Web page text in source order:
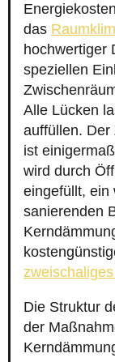
das
hochwertiger
speziellen
Alle Lücken
auffüllen. Der
ist
wird durch
eingefüllt, ein
sanierenden
Die Struktur
der